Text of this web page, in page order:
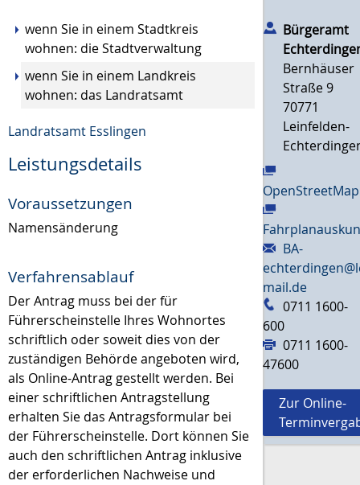
wenn Sie in einem Stadtkreis
wohnen: die Stadtverwaltung
wenn Sie in einem Landkreis
wohnen: das Landratsamt
Landratsamt Esslingen
Leistungsdetails
Voraussetzungen
Namensänderung
Verfahrensablauf
Der Antrag muss bei der für
Führerscheinstelle Ihres Wohnortes
schriftlich oder soweit dies von der
zuständigen Behörde angeboten wird,
als Online-Antrag gestellt werden. Bei
einer schriftlichen Antragstellung
erhalten Sie das Antragsformular bei
der Führerscheinstelle. Dort können Sie
auch den schriftlichen Antrag inklusive
der erforderlichen Nachweise und
Bürgeramt
Bernhäuser
Straße 9
70771
Leinfelden-
OpenStreetMap
BA-
mail.de
0711 1600-
600
0711 1600-
47600
Zur Online-